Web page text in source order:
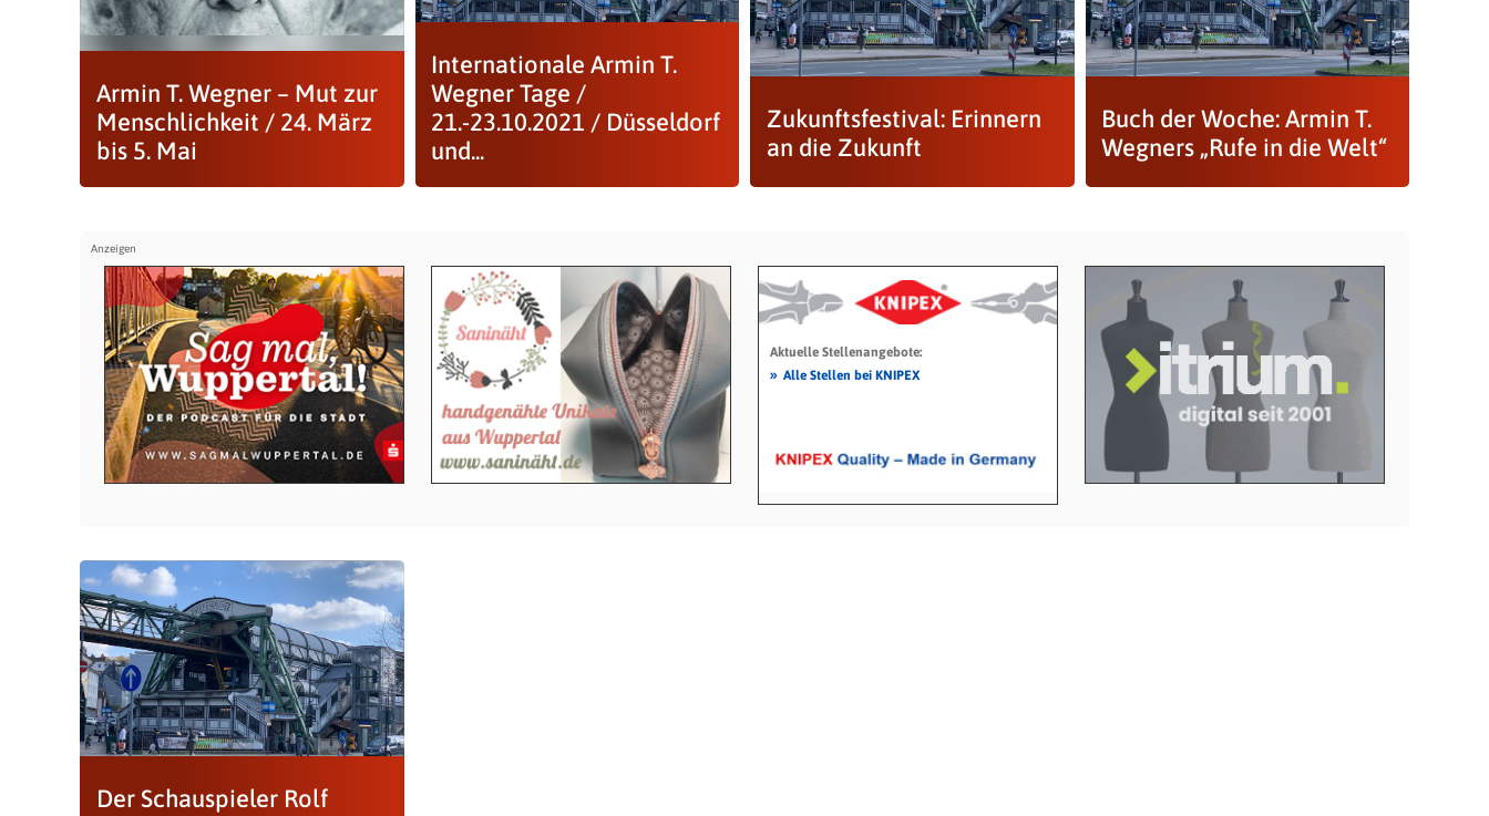
Armin T. Wegner – Mut zur
Menschlichkeit / 24. März
bis 5. Mai
Internationale Armin T.
Wegner Tage /
21.-23.10.2021 / Düsseldorf
und...
Zukunftsfestival: Erinnern
an die Zukunft
Buch der Woche: Armin T.
Wegners „Rufe in die Welt“
Aktuelle Stellenangebote:
» Alle Stellen bei KNIPEX
Der Schauspieler Rolf